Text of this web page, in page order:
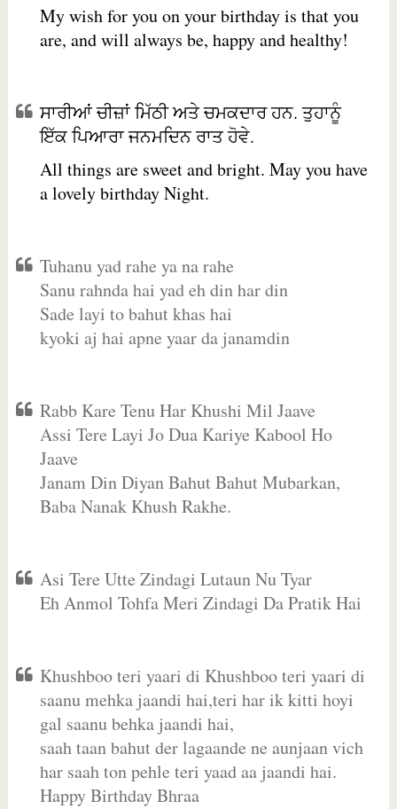
My wish for you on your birthday is that you
are, and will always be, happy and healthy!
ਸਾਰੀਆਂ ਚੀਜ਼ਾਂ ਮਿੱਠੀ ਅਤੇ ਚਮਕਦਾਰ ਹਨ. ਤੁਹਾਨੂੰ
ਇੱਕ ਪਿਆਰਾ ਜਨਮਦਿਨ ਰਾਤ ਹੋਵੇ.
All things are sweet and bright. May you have
a lovely birthday Night.
Tuhanu yad rahe ya na rahe
Sanu rahnda hai yad eh din har din
Sade layi to bahut khas hai
kyoki aj hai apne yaar da janamdin
Rabb Kare Tenu Har Khushi Mil Jaave
Assi Tere Layi Jo Dua Kariye Kabool Ho
Jaave
Janam Din Diyan Bahut Bahut Mubarkan,
Baba Nanak Khush Rakhe.
Asi Tere Utte Zindagi Lutaun Nu Tyar
Eh Anmol Tohfa Meri Zindagi Da Pratik Hai
Khushboo teri yaari di Khushboo teri yaari di
saanu mehka jaandi hai,teri har ik kitti hoyi
gal saanu behka jaandi hai,
saah taan bahut der lagaande ne aunjaan vich
har saah ton pehle teri yaad aa jaandi hai.
Happy Birthday Bhraa